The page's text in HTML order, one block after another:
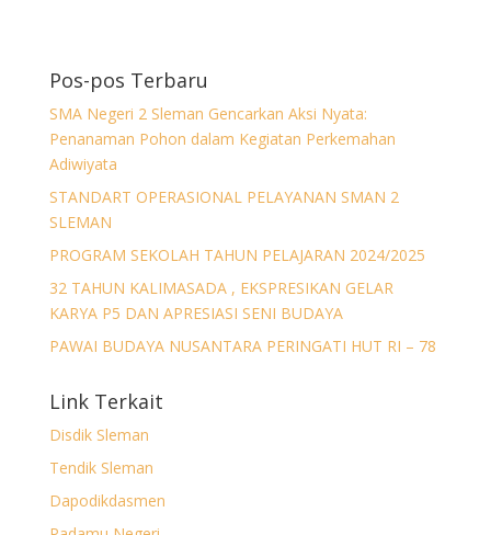
Pos-pos Terbaru
SMA Negeri 2 Sleman Gencarkan Aksi Nyata:
Penanaman Pohon dalam Kegiatan Perkemahan
Adiwiyata
STANDART OPERASIONAL PELAYANAN SMAN 2
SLEMAN
PROGRAM SEKOLAH TAHUN PELAJARAN 2024/2025
32 TAHUN KALIMASADA , EKSPRESIKAN GELAR
KARYA P5 DAN APRESIASI SENI BUDAYA
PAWAI BUDAYA NUSANTARA PERINGATI HUT RI – 78
Link Terkait
Disdik Sleman
Tendik Sleman
Dapodikdasmen